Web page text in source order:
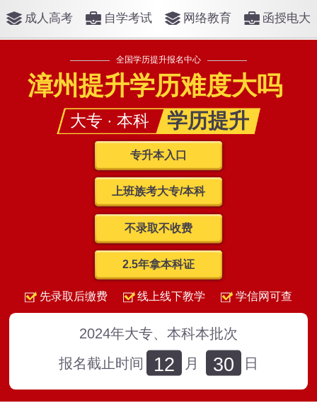
成人高考 自学考试 网络教育 函授电大
全国学历提升报名中心
漳州提升学历难度大吗
大专 · 本科 学历提升
专升本入口
上班族考大专/本科
不录取不收费
2.5年拿本科证
先录取后缴费 线上线下教学 学信网可查
2024年大专、本科本批次
报名截止时间
12 月 30 日